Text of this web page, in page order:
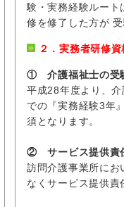
験・実務経験ルート
修を修了した方が
２．実務者研修
① 介護福祉士の受
平成28年度より、
での『実務経験3年
須となります。
② サービス提供責
訪問介護事業所にお
なくサービス提供責